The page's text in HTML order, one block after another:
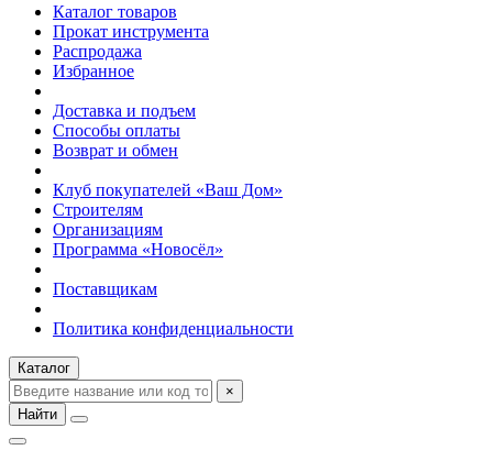
Каталог товаров
Прокат инструмента
Распродажа
Избранное
Доставка и подъем
Способы оплаты
Возврат и обмен
Клуб покупателей «Ваш Дом»
Строителям
Организациям
Программа «Новосёл»
Поставщикам
Политика конфиденциальности
Каталог
×
Найти